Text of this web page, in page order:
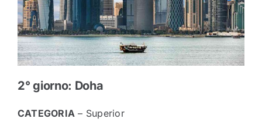
2° giorno: Doha
CATEGORIA – Superior